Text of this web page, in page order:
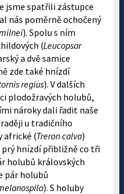
jsme spatřili zástupce
nás poměrně ochočený
). Spolu s ním
(Leucopsar
a dvě samice
zde také hnízdí
regius). V dalších
plodožravých holubů,
nároky dali řadit naše
u tradičního
africké (Treron calva)
hnízdí přibližně co tři
holubů královských
pár holubů
). S holuby